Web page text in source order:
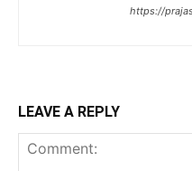
https://
LEAVE A REPLY